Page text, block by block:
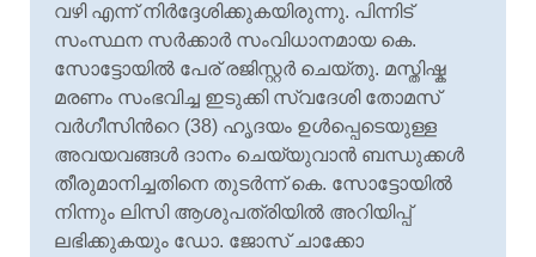
വഴി എന്ന് നിര്ദ്ദേശിക്കുകയിരുന്നു. പിന്നിട്
സംസ്ഥന സര്ക്കാര്സംവിധാനമായ കെ.
സോട്ടോയില് പേര് രജിസ്റ്റര്ചെയ്തു. മസ്തിഷ്ക
മരണം സംഭവിച്ച ഇടുക്കി സ്വദേശി തോമസ്
വര്ഗീസിന്റെ (38) ഹൃദയം ഉള്പ്പെടെയുള്ള
അവയവങ്ങള് ദാനം ചെയ്യുവാന് ബന്ധുക്കള്
തീരുമാനിച്ചതിനെ തുടര്ന്ന് കെ. സോട്ടോയില്
നിന്നും ലിസി ആശുപത്രിയില് അറിയിപ്പ്
ലഭിക്കുകയും ഡോ. ജോസ് ചാക്കോ